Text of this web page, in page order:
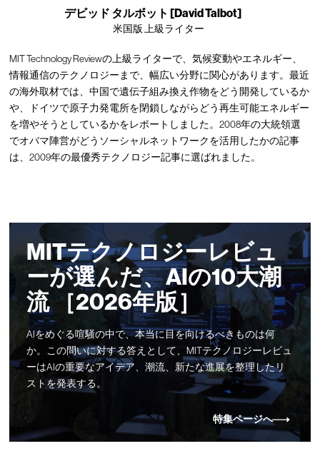
デビッド タルボット [David Talbot]
米国版 上級ライター
MIT Technology Reviewの上級ライターで、気候変動やエネルギー、
情報通信のテクノロジーまで、幅広い分野に関心があります。最近
の海外取材では、中国で遺伝子組み換え作物をどう開発しているか
や、ドイツで原子力発電所を閉鎖しながらどう再生可能エネルギー
を増やそうとしているかをレポートしました。2008年の大統領選
でオバマ陣営がどうソーシャルネットワークを活用したかの記事
は、2009年の最優秀テクノロジー記事に選ばれました。
MITテクノロジーレビュ
ーが選んだ、AIの10大潮
流 ［2026年版］
AIをめぐる喧騒の中で、本当に目を向けるべきものは何
か。この問いに対する答えとして、MITテクノロジーレビュ
ーはAIの重要なアイデア、潮流、新たな進展を整理したリ
ストを発表する。
特集ページへ